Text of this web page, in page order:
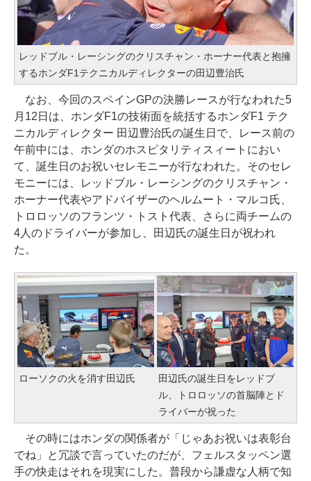
レッドブル・レーシングのクリスチャン・ホーナー代表と抱擁
するホンダF1テクニカルディレクターの田辺豊治氏
なお、今回のスペインGPの決勝レースが行なわれた5
月12日は、ホンダF1の技術面を統括するホンダF1 テク
ニカルディレクター 田辺豊治氏の誕生日で、レース前の
午前中には、ホンダのホスピタリティスィートにおい
て、誕生日のお祝いセレモニーが行なわれた。そのセレ
モニーには、レッドブル・レーシングのクリスチャン・
ホーナー代表やアドバイザーのヘルムート・マルコ氏、
トロロッソのフランツ・トスト代表、さらに両チームの
4人のドライバーが参加し、田辺氏の誕生日が祝われ
た。
ローソクの火を消す田辺氏
田辺氏の誕生日をレッドブ
ル、トロロッソの首脳陣とド
ライバーが祝った
その時にはホンダの関係者が「じゃあお祝いは表彰台
でね」と冗談で言っていたのだが、フェルスタッペン選
手の快走はそれを現実にした。普段から謙虚な人柄で知